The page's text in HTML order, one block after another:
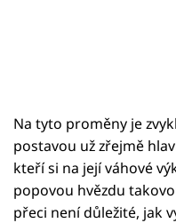
Na tyto proměny je
postavou už zřejmě
kteří si na její váhové
popovou hvězdu
přeci není důležité, jak